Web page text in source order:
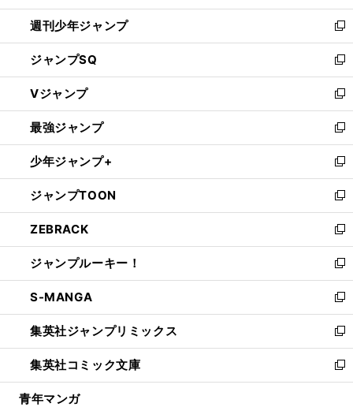
開
く
週刊少年ジャンプ
新
し
い
ウ
ィ
ン
ド
ウ
で
開
く
ジャンプSQ
新
し
い
ウ
ィ
ン
ド
ウ
で
開
く
Vジャンプ
新
し
い
ウ
ィ
ン
ド
ウ
で
開
く
最強ジャンプ
新
し
い
ウ
ィ
ン
ド
ウ
で
開
く
少年ジャンプ+
新
し
い
ウ
ィ
ン
ド
ウ
で
開
く
ジャンプTOON
新
し
い
ウ
ィ
ン
ド
ウ
で
開
く
ZEBRACK
新
し
い
ウ
ィ
ン
ド
ウ
で
開
ジャンプルーキー！
新
し
い
ウ
ィ
ン
ド
ウ
S-MANGA
新
し
い
ウ
ィ
ン
集英社ジャンプリミックス
新
し
い
ウ
集英社コミック文庫
新
し
青年マンガ